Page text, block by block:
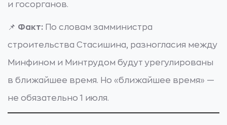
и госорганов.
📌 Факт: По словам замминистра
строительства Стасишина, разногласия между
Минфином и Минтрудом будут урегулированы
в ближайшее время. Но «ближайшее время» —
не обязательно 1 июля.